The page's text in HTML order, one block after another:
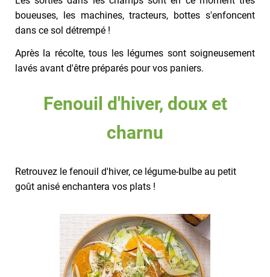
boueuses, les machines, tracteurs, bottes s'enfoncent
dans ce sol détrempé !
Après la récolte, tous les légumes sont soigneusement
lavés avant d'être préparés pour vos paniers.
Fenouil d'hiver, doux et
charnu
Retrouvez le fenouil d'hiver, ce légume-bulbe au petit
goût anisé enchantera vos plats !